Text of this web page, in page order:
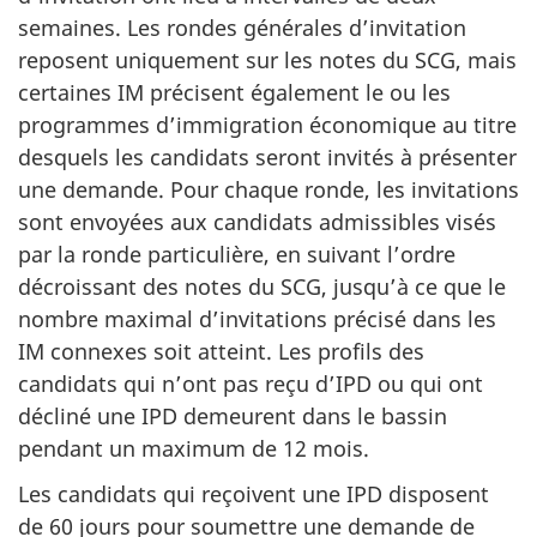
semaines. Les rondes générales d’invitation
reposent uniquement sur les notes du SCG, mais
certaines IM précisent également le ou les
programmes d’immigration économique au titre
desquels les candidats seront invités à présenter
une demande. Pour chaque ronde, les invitations
sont envoyées aux candidats admissibles visés
par la ronde particulière, en suivant l’ordre
décroissant des notes du SCG, jusqu’à ce que le
nombre maximal d’invitations précisé dans les
IM connexes soit atteint. Les profils des
candidats qui n’ont pas reçu d’IPD ou qui ont
décliné une IPD demeurent dans le bassin
pendant un maximum de 12 mois.
Les candidats qui reçoivent une IPD disposent
de 60 jours pour soumettre une demande de